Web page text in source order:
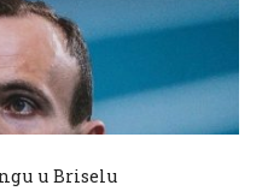
u Briselu